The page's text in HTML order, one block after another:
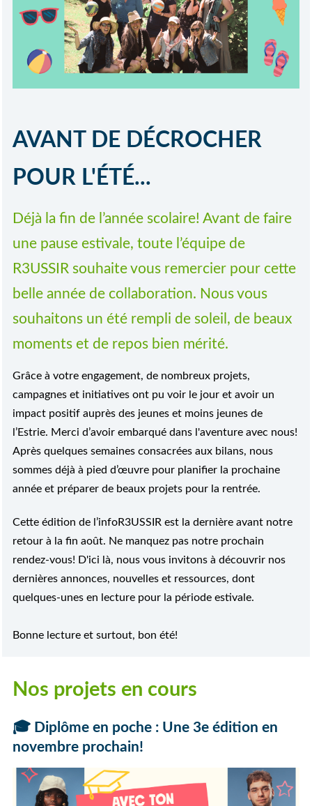
AVANT DE DÉCROCHER
POUR L'ÉTÉ...
Déjà la fin de l’année scolaire! Avant de faire
une pause estivale, toute l’équipe de
R3USSIR souhaite vous remercier pour cette
belle année de collaboration. Nous vous
souhaitons un été rempli de soleil, de beaux
moments et de repos bien mérité.
Grâce à votre engagement, de nombreux projets,
campagnes et initiatives ont pu voir le jour et avoir un
impact positif auprès des jeunes et moins jeunes de
l’Estrie. Merci d’avoir embarqué dans l'aventure avec nous!
Après quelques semaines consacrées aux bilans, nous
sommes déjà à pied d’œuvre pour planifier la prochaine
année et préparer de beaux projets pour la rentrée.
Cette édition de l’infoR3USSIR est la dernière avant notre
retour à la fin août. Ne manquez pas notre prochain
rendez-vous! D'ici là, nous vous invitons à découvrir nos
dernières annonces, nouvelles et ressources, dont
quelques-unes en lecture pour la période estivale.
Bonne lecture et surtout, bon été!
Nos projets en cours
🎓 Diplôme en poche : Une 3e édition en
novembre prochain!